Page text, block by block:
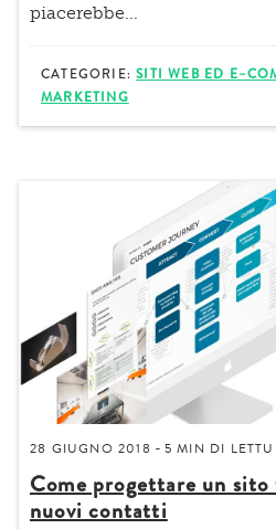
piacerebbe...
CATEGORIE:SITI WEB ED
MARKETING
28 GIUGNO 2018 - 5 MIN DI
Come progettare un sito
nuovi contatti